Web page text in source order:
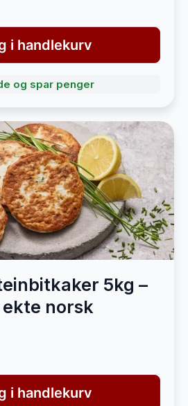
i handlekurv
og spar penger
5kg –
norsk
i handlekurv